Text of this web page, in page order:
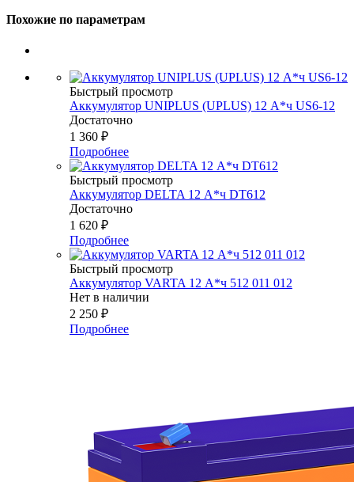
Похожие по параметрам
Быстрый просмотр
Аккумулятор UNIPLUS (UPLUS) 12 А*ч US6-12
Достаточно
1 360 ₽
Подробнее
Быстрый просмотр
Аккумулятор DELTA 12 А*ч DT612
Достаточно
1 620 ₽
Подробнее
Быстрый просмотр
Аккумулятор VARTA 12 А*ч 512 011 012
Нет в наличии
2 250 ₽
Подробнее